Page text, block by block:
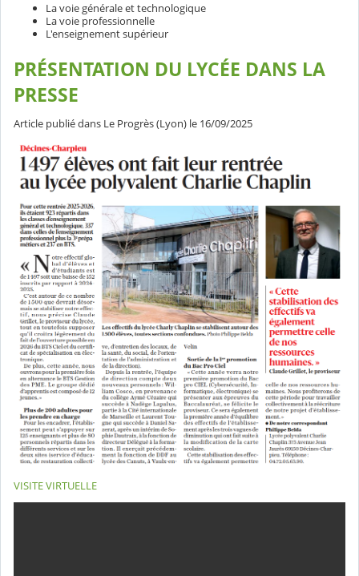
La voie générale et technologique
La voie professionnelle
L'enseignement supérieur
PRÉSENTATION DU LYCÉE DANS LA
PRESSE
Article publié dans Le Progrès (Lyon) le 16/09/2025
VISITE VIRTUELLE